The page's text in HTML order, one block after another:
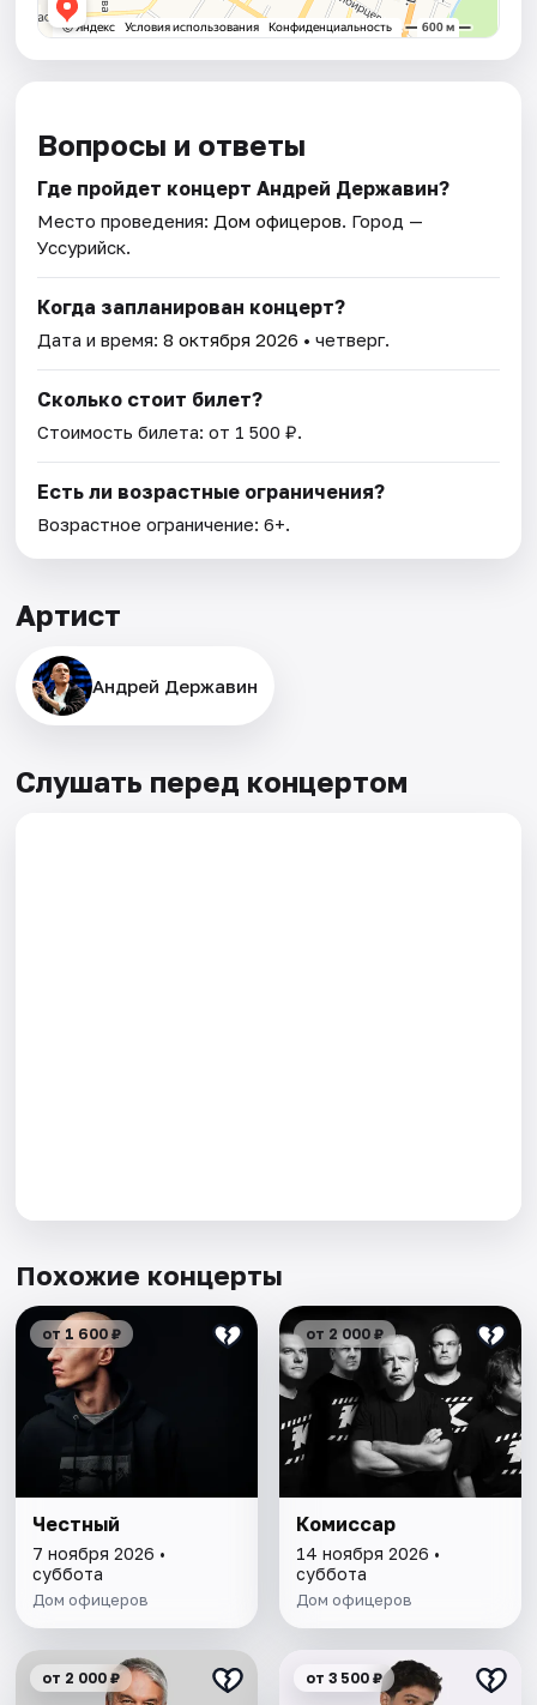
Вопросы и ответы
Где пройдет концерт Андрей Державин?
Место проведения: Дом офицеров. Город —
Уссурийск.
Когда запланирован концерт?
Дата и время:8 октября 2026 • четверг.
Сколько стоит билет?
Стоимость билета: от 1 500 ₽.
Есть ли возрастные ограничения?
Возрастное ограничение: 6+.
Артист
Андрей Державин
Слушать перед концертом
Похожие концерты
от 1 600 ₽
Честный
7 ноября 2026 •
суббота
Дом офицеров
от 2 000 ₽
Комиссар
14 ноября 2026 •
суббота
Дом офицеров
от 2 000 ₽ от 3 500 ₽